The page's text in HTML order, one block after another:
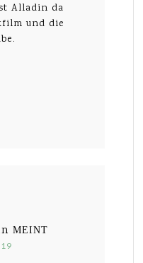
Alladin da
und die
MEINT